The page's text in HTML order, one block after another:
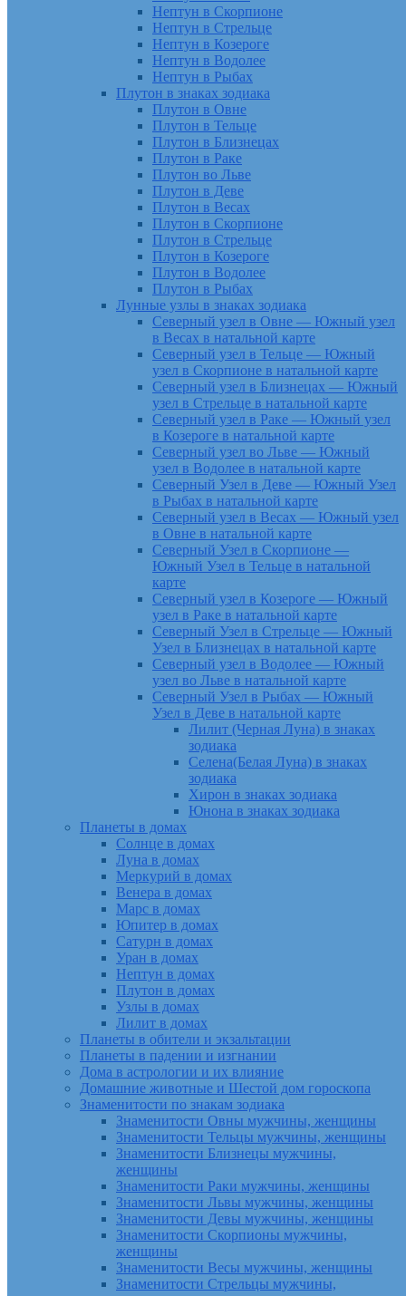
Нептун в Скорпионе
Нептун в Стрельце
Нептун в Козероге
Нептун в Водолее
Нептун в Рыбах
Плутон в знаках зодиака
Плутон в Овне
Плутон в Тельце
Плутон в Близнецах
Плутон в Раке
Плутон во Льве
Плутон в Деве
Плутон в Весах
Плутон в Скорпионе
Плутон в Стрельце
Плутон в Козероге
Плутон в Водолее
Плутон в Рыбах
Лунные узлы в знаках зодиака
Северный узел в Овне — Южный узел
в Весах в натальной карте
Северный узел в Тельце — Южный
узел в Скорпионе в натальной карте
Северный узел в Близнецах — Южный
узел в Стрельце в натальной карте
Северный узел в Раке — Южный узел
в Козероге в натальной карте
Северный узел во Льве — Южный
узел в Водолее в натальной карте
Северный Узел в Деве — Южный Узел
в Рыбах в натальной карте
Северный узел в Весах — Южный узел
в Овне в натальной карте
Северный Узел в Скорпионе —
Южный Узел в Тельце в натальной
карте
Северный узел в Козероге — Южный
узел в Раке в натальной карте
Северный Узел в Стрельце — Южный
Узел в Близнецах в натальной карте
Северный узел в Водолее — Южный
узел во Льве в натальной карте
Северный Узел в Рыбах — Южный
Узел в Деве в натальной карте
Лилит (Черная Луна) в знаках
зодиака
Селена(Белая Луна) в знаках
зодиака
Хирон в знаках зодиака
Юнона в знаках зодиака
Планеты в домах
Солнце в домах
Луна в домах
Меркурий в домах
Венера в домах
Марс в домах
Юпитер в домах
Сатурн в домах
Уран в домах
Нептун в домах
Плутон в домах
Узлы в домах
Лилит в домах
Планеты в обители и экзальтации
Планеты в падении и изгнании
Дома в астрологии и их влияние
Домашние животные и Шестой дом гороскопа
Знаменитости по знакам зодиака
Знаменитости Овны мужчины, женщины
Знаменитости Тельцы мужчины, женщины
Знаменитости Близнецы мужчины,
женщины
Знаменитости Раки мужчины, женщины
Знаменитости Львы мужчины, женщины
Знаменитости Девы мужчины, женщины
Знаменитости Скорпионы мужчины,
женщины
Знаменитости Весы мужчины, женщины
Знаменитости Стрельцы мужчины,